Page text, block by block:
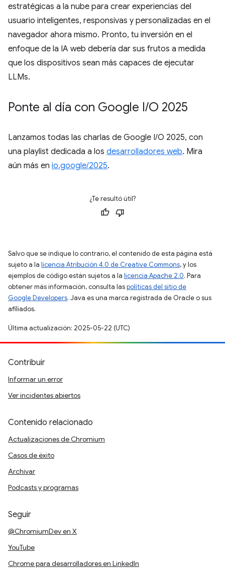
estratégicas a la nube para crear experiencias del
usuario inteligentes, responsivas y personalizadas en el
navegador ahora mismo. Pronto, tu inversión en el
enfoque de la IA web debería dar sus frutos a medida
que los dispositivos sean más capaces de ejecutar
LLMs.
Ponte al día con Google I/O 2025
Lanzamos todas las charlas de Google I/O 2025, con
una playlist dedicada a los desarrolladores web. Mira
aún más en io.google/2025.
¿Te resultó útil?
Salvo que se indique lo contrario, el contenido de esta página está
sujeto a la licencia Atribución 4.0 de Creative Commons, y los
ejemplos de código están sujetos a la licencia Apache 2.0. Para
obtener más información, consulta laspolíticas del sitio de
Google Developers. Java es una marca registrada de Oracle o sus
afiliados.
Última actualización: 2025-05-22 (UTC)
Contribuir
Informar un error
Ver incidentes abiertos
Contenido relacionado
Actualizaciones de Chromium
Casos de éxito
Archivar
Podcasts y programas
Seguir
@ChromiumDev en X
YouTube
Chrome para desarrolladores en LinkedIn